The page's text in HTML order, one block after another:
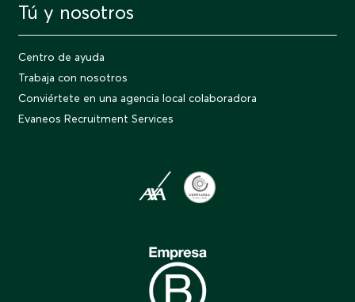
Tú y nosotros
Centro de ayuda
Trabaja con nosotros
Conviértete en una agencia local colaboradora
Evaneos Recruitment Services